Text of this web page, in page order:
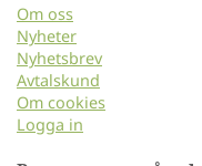
Om oss
Nyheter
Nyhetsbrev
Avtalskund
Om cookies
Logga in